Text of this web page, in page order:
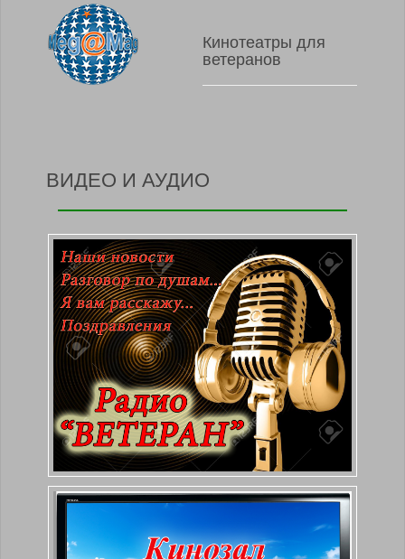
Кинотеатры для
ветеранов
ВИДЕО И АУДИО